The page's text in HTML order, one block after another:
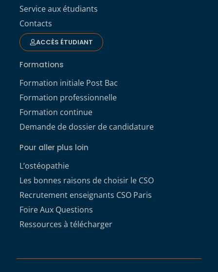
Service aux étudiants
Contacts
ACCÈS ÉTUDIANT
Formations
Formation initiale Post Bac
Formation professionnelle
Formation continue
Demande de dossier de candidature
Pour aller plus loin
L’ostéopathie
Les bonnes raisons de choisir le CSO
Recrutement enseignants CSO Paris
Foire Aux Questions
Ressources à télécharger